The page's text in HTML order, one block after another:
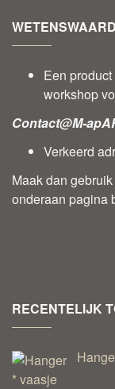
Een
workshop
Contact@M-
Verkeerd
Maak dan
onderaan pagina
RECENTELIJK